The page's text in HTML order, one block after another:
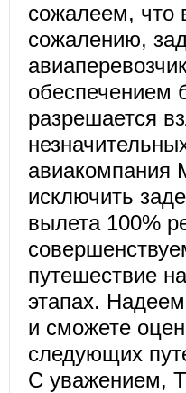
сожалеем, что
сожалению,
обеспечением
разрешается
авиакомпания
исключить
вылета 100%
путешествие
этапах.
и сможете
следующих
C уважением,